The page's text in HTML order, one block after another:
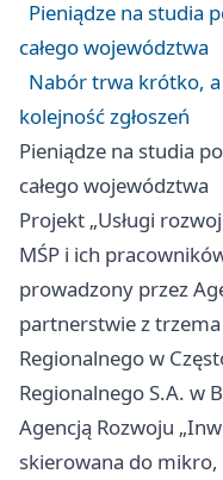
Pieniądze na studia
całego województwa
Nabór trwa krótko,
kolejność zgłoszeń
Pieniądze na studia
całego województwa
Projekt „Usługi
MŚP i ich
prowadzony przez
partnerstwie z
Regionalnego w
Regionalnego S.A. w
Agencją Rozwoju
skierowana do mikro,